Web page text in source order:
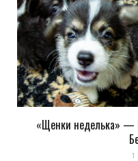
«Щенки неделька»
1